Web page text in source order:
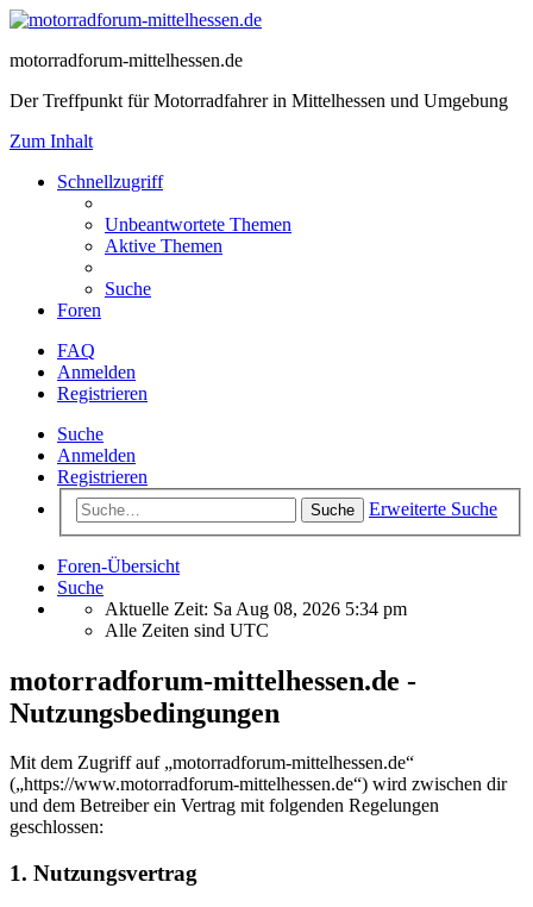
motorradforum-mittelhessen.de
Der Treffpunkt für Motorradfahrer in Mittelhessen und Umgebung
Zum Inhalt
Schnellzugriff
Unbeantwortete Themen
Aktive Themen
Suche
Foren
FAQ
Anmelden
Registrieren
Suche
Anmelden
Registrieren
Suche Erweiterte Suche
Foren-Übersicht
Suche
Aktuelle Zeit: Sa Aug 08, 2026 5:34 pm
Alle Zeiten sind UTC
motorradforum-mittelhessen.de -
Nutzungsbedingungen
Mit dem Zugriff auf „motorradforum-mittelhessen.de“
(„https://www.motorradforum-mittelhessen.de“) wird zwischen dir
und dem Betreiber ein Vertrag mit folgenden Regelungen
geschlossen:
1. Nutzungsvertrag